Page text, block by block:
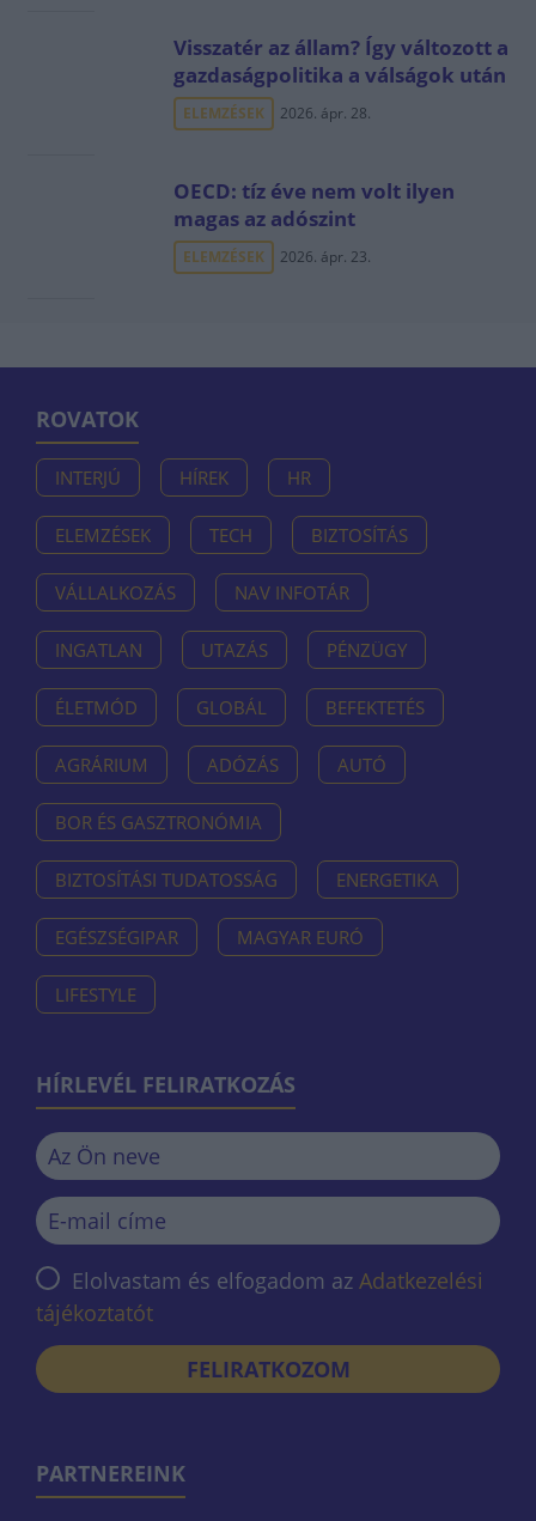
Visszatér az állam? Így változott a
gazdaságpolitika a válságok után
ELEMZÉSEK 2026. ápr. 28.
OECD: tíz éve nem volt ilyen
magas az adószint
ELEMZÉSEK 2026. ápr. 23.
ROVATOK
INTERJÚ HÍREK HR
ELEMZÉSEK TECH BIZTOSÍTÁS
VÁLLALKOZÁS NAV INFOTÁR
INGATLAN UTAZÁS PÉNZÜGY
ÉLETMÓD GLOBÁL BEFEKTETÉS
AGRÁRIUM ADÓZÁS AUTÓ
BOR ÉS GASZTRONÓMIA
BIZTOSÍTÁSI TUDATOSSÁG ENERGETIKA
EGÉSZSÉGIPAR MAGYAR EURÓ
LIFESTYLE
HÍRLEVÉL FELIRATKOZÁS
Elolvastam és elfogadom az Adatkezelési
tájékoztatót
FELIRATKOZOM
PARTNEREINK